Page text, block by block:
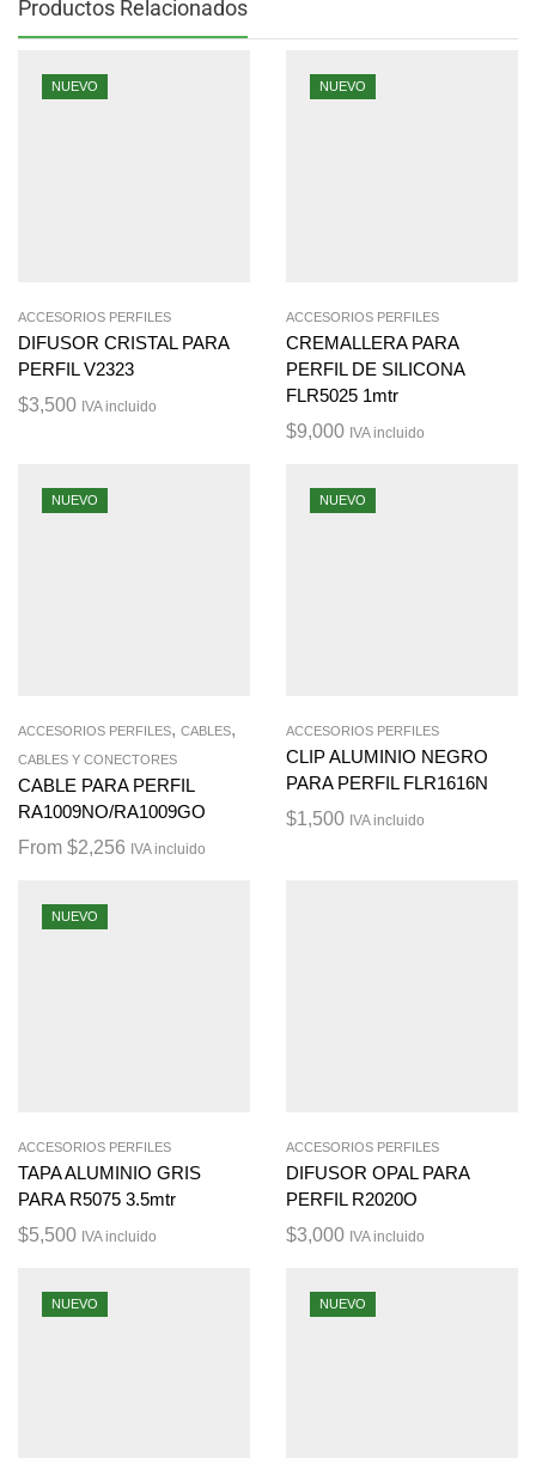
Productos Relacionados
NUEVO
ACCESORIOS PERFILES
DIFUSOR CRISTAL PARA
PERFIL V2323
$3,500 IVA incluido
NUEVO
ACCESORIOS PERFILES
CREMALLERA PARA
PERFIL DE SILICONA
FLR5025 1mtr
$9,000 IVA incluido
NUEVO
ACCESORIOS PERFILES, CABLES,
CABLES Y CONECTORES
CABLE PARA PERFIL
RA1009NO/RA1009GO
From $2,256 IVA incluido
NUEVO
ACCESORIOS PERFILES
CLIP ALUMINIO NEGRO
PARA PERFIL FLR1616N
$1,500 IVA incluido
NUEVO
ACCESORIOS PERFILES
TAPA ALUMINIO GRIS
PARA R5075 3.5mtr
$5,500 IVA incluido
ACCESORIOS PERFILES
DIFUSOR OPAL PARA
PERFIL R2020O
$3,000 IVA incluido
NUEVO NUEVO